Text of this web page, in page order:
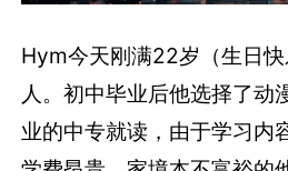
Hym今天刚满22岁（生日
人。初中毕业后他选择了动
业的中专就读，由于学习内